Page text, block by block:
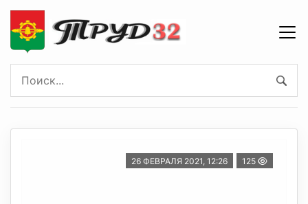
26 ФЕВРАЛЯ 2021, 12:26 125